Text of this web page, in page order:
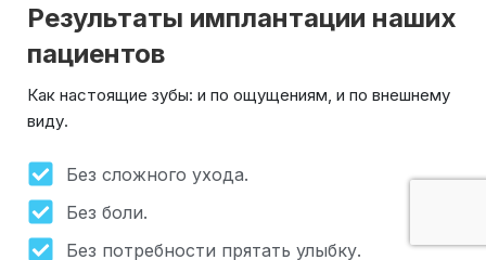
Результаты имплантации наших
пациентов
Как настоящие зубы: и по ощущениям, и по внешнему
виду.
Без сложного ухода.
Без боли.
Без потребности прятать улыбку.